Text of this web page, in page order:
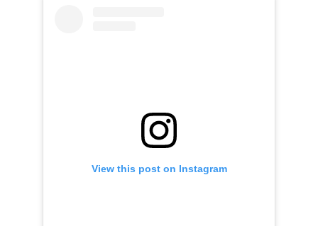
View this post on Instagram